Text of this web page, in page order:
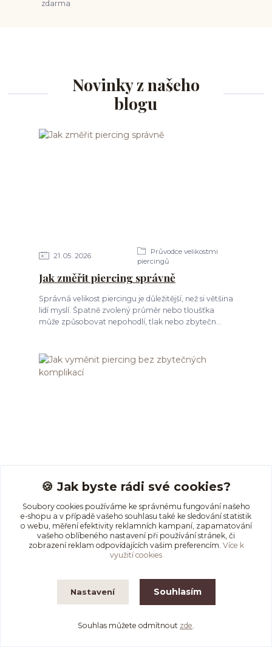
zdarma
Novinky z našeho
blogu
21 05 2026
Průvodce velikostmi
piercingů
Jak změřit piercing správně
Správná velikost piercingu je důležitější, než si většina
lidí myslí. Špatně zvolený průměr nebo tloušťka
může způsobovat nepohodlí, tlak nebo zbytečn...
Jak vyměnit piercing bez zbytečných
komplikací
Dřív nebo později přijde chvíle, kdy budeš chtít svůj
piercing vyměnit. Někdo mění šperk kvůli stylu, jiný
proto, že původní piercing už není pohodlný...
🍪 Jak byste rádi své cookies?
Soubory cookies používáme ke správnému fungování našeho
e-shopu a v případě vašeho souhlasu také ke sledování statistik
o webu, měření efektivity reklamních kampaní, zapamatování
vašeho oblíbeného nastavení při používání stránek, či
zobrazení reklam odpovídajících vašim preferencím. Více k
využití cookies
Nastavení Souhlasím
Souhlas můžete odmítnout zde